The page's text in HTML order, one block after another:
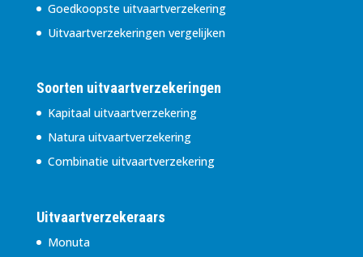
Goedkoopste uitvaartverzekering
Uitvaartverzekeringen vergelijken
Soorten uitvaartverzekeringen
Kapitaal uitvaartverzekering
Natura uitvaartverzekering
Combinatie uitvaartverzekering
Uitvaartverzekeraars
Monuta